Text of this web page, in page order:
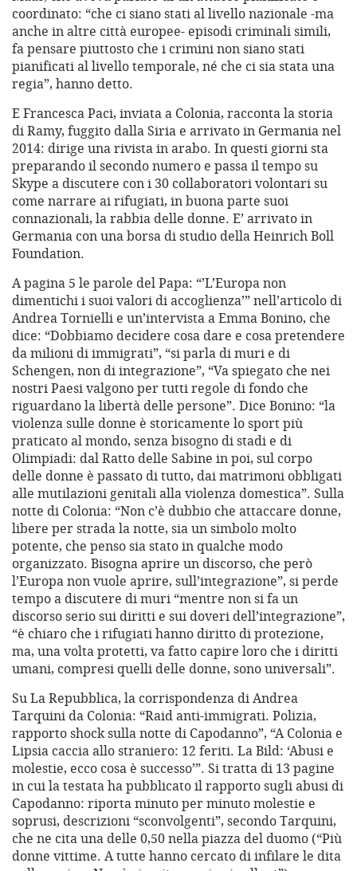
coordinato: “che ci siano stati al livello nazionale -ma
anche in altre città europee- episodi criminali simili,
fa pensare piuttosto che i crimini non siano stati
pianificati al livello temporale, né che ci sia stata una
regia”, hanno detto.
E Francesca Paci, inviata a Colonia, racconta la storia
di Ramy, fuggito dalla Siria e arrivato in Germania nel
2014: dirige una rivista in arabo. In questi giorni sta
preparando il secondo numero e passa il tempo su
Skype a discutere con i 30 collaboratori volontari su
come narrare ai rifugiati, in buona parte suoi
connazionali, la rabbia delle donne. E’ arrivato in
Germania con una borsa di studio della Heinrich Boll
Foundation.
A pagina 5 le parole del Papa: “’L’Europa non
dimentichi i suoi valori di accoglienza’” nell’articolo di
Andrea Tornielli e un’intervista a Emma Bonino, che
dice: “Dobbiamo decidere cosa dare e cosa pretendere
da milioni di immigrati”, “si parla di muri e di
Schengen, non di integrazione”, “Va spiegato che nei
nostri Paesi valgono per tutti regole di fondo che
riguardano la libertà delle persone”. Dice Bonino: “la
violenza sulle donne è storicamente lo sport più
praticato al mondo, senza bisogno di stadi e di
Olimpiadi: dal Ratto delle Sabine in poi, sul corpo
delle donne è passato di tutto, dai matrimoni obbligati
alle mutilazioni genitali alla violenza domestica”. Sulla
notte di Colonia: “Non c’è dubbio che attaccare donne,
libere per strada la notte, sia un simbolo molto
potente, che penso sia stato in qualche modo
organizzato. Bisogna aprire un discorso, che però
l’Europa non vuole aprire, sull’integrazione”, si perde
tempo a discutere di muri “mentre non si fa un
discorso serio sui diritti e sui doveri dell’integrazione”,
“è chiaro che i rifugiati hanno diritto di protezione,
ma, una volta protetti, va fatto capire loro che i diritti
umani, compresi quelli delle donne, sono universali”.
Su La Repubblica, la corrispondenza di Andrea
Tarquini da Colonia: “Raid anti-immigrati. Polizia,
rapporto shock sulla notte di Capodanno”, “A Colonia e
Lipsia caccia allo straniero: 12 feriti. La Bild: ‘Abusi e
molestie, ecco cosa è successo’”. Si tratta di 13 pagine
in cui la testata ha pubblicato il rapporto sugli abusi di
Capodanno: riporta minuto per minuto molestie e
soprusi, descrizioni “sconvolgenti”, secondo Tarquini,
che ne cita una delle 0,50 nella piazza del duomo (“Più
donne vittime. A tutte hanno cercato di infilare le dita